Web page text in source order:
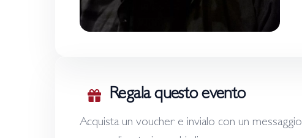
Regala questo evento
Acquista un voucher e invialo con un messaggio